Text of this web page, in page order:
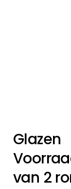
Glazen
van 2